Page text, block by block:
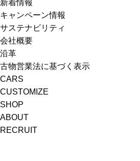
新着情報
キャンペーン情報
サステナビリティ
会社概要
沿革
古物営業法に基づく表示
CARS
CUSTOMIZE
SHOP
ABOUT
RECRUIT